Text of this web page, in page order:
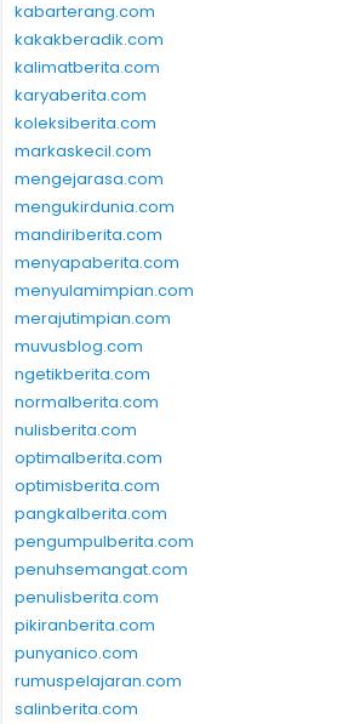
kabarterang.com
kakakberadik.com
kalimatberita.com
karyaberita.com
koleksiberita.com
markaskecil.com
mengejarasa.com
mengukirdunia.com
mandiriberita.com
menyapaberita.com
menyulamimpian.com
merajutimpian.com
muvusblog.com
ngetikberita.com
normalberita.com
nulisberita.com
optimalberita.com
optimisberita.com
pangkalberita.com
pengumpulberita.com
penuhsemangat.com
penulisberita.com
pikiranberita.com
punyanico.com
rumuspelajaran.com
salinberita.com